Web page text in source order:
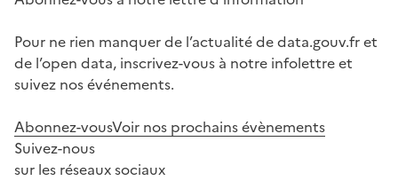
Pour ne rien manquer de l’actualité de data.gouv.fr et
de l’open data, inscrivez-vous à notre infolettre et
suivez nos événements.
Abonnez-vousVoir nos prochains évènements
Suivez-nous
sur les réseaux sociaux